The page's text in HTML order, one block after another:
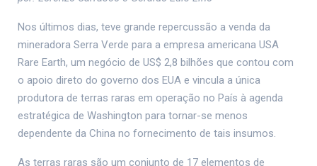
Nos últimos dias, teve grande repercussão a venda da
mineradora Serra Verde para a empresa americana USA
Rare Earth, um negócio de US$ 2,8 bilhões que contou com
o apoio direto do governo dos EUA e vincula a única
produtora de terras raras em operação no País à agenda
estratégica de Washington para tornar-se menos
dependente da China no fornecimento de tais insumos.
As terras raras são um conjunto de 17 elementos de